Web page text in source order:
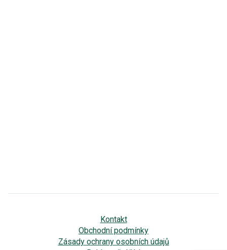
Kontakt
Obchodní podmínky
Zásady ochrany osobních údajů